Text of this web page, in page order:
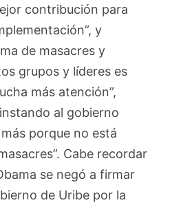
contribución para
y
de masacres y
grupos y líderes es
más atención”,
al gobierno
porque no está
Cabe recordar
se negó a firmar
de Uribe por la